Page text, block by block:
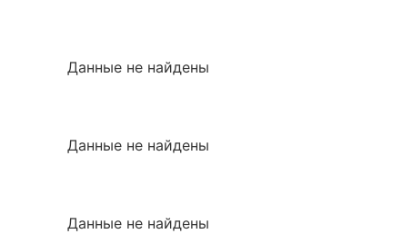
Данные не найдены
Данные не найдены
Данные не найдены